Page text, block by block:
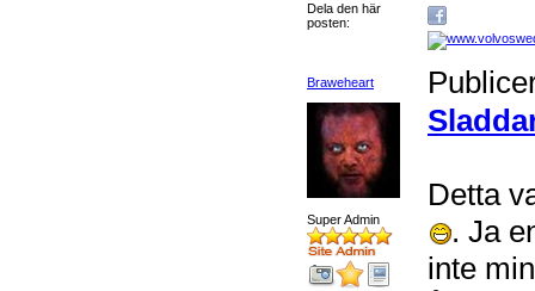
Dela den här
posten:
Braweheart
Super Admin
Detta
. Ja
inte